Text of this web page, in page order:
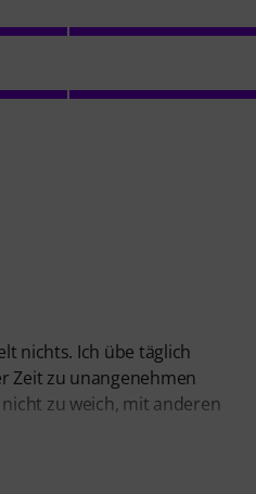
nichts. Ich übe täglich
Zeit zu unangenehmen
zu weich, mit anderen